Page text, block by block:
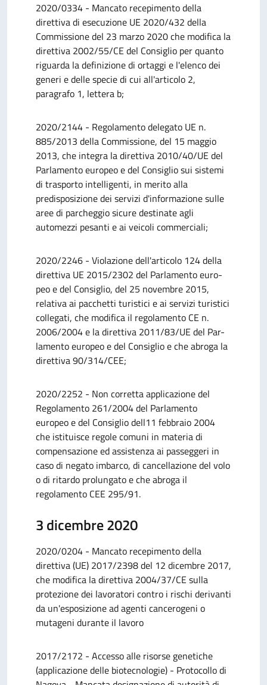
2020/0334 - Mancato recepimento della
direttiva di esecuzione UE 2020/432 della
Commissione del 23 marzo 2020 che modifica la
direttiva 2002/55/CE del Consiglio per quanto
riguarda la definizione di ortaggi e l'elenco dei
generi e delle specie di cui all'articolo 2,
paragrafo 1, lettera b;
2020/2144 - Regolamento delegato UE n.
885/2013 della Commissione, del 15 maggio
2013, che integra la direttiva 2010/40/UE del
Parlamento europeo e del Consiglio sui sistemi
di trasporto intelligenti, in merito alla
predisposizione dei servizi d'informazione sulle
aree di parcheggio sicure destinate agli
automezzi pesanti e ai veicoli commerciali;
2020/2246 - Violazione dell'articolo 124 della
direttiva UE 2015/2302 del Parlamento euro-
peo e del Consiglio, del 25 novembre 2015,
relativa ai pacchetti turistici e ai servizi turistici
collegati, che modifica il regolamento CE n.
2006/2004 e la direttiva 2011/83/UE del Par-
lamento europeo e del Consiglio e che abroga la
direttiva 90/314/CEE;
2020/2252 - Non corretta applicazione del
Regolamento 261/2004 del Parlamento
europeo e del Consiglio dell11 febbraio 2004
che istituisce regole comuni in materia di
compensazione ed assistenza ai passeggeri in
caso di negato imbarco, di cancellazione del volo
o di ritardo prolungato e che abroga il
regolamento CEE 295/91.
3 dicembre 2020
2020/0204 - Mancato recepimento della
direttiva (UE) 2017/2398 del 12 dicembre 2017,
che modifica la direttiva 2004/37/CE sulla
protezione dei lavoratori contro i rischi derivanti
da un'esposizione ad agenti cancerogeni o
mutageni durante il lavoro
2017/2172 - Accesso alle risorse genetiche
(applicazione delle biotecnologie) - Protocollo di